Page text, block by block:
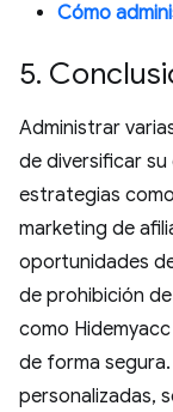
Cómo
5.
Administrar
de diversificar su
estrategias
marketing de
oportunidades
de prohibición
como
de forma
personalizadas,